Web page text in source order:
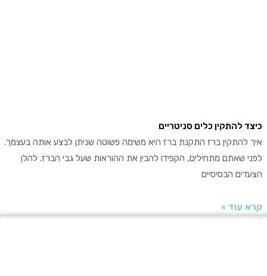
להתקין כלים סניטריים
ברז התקנת ברז היא משימה פשוטה שניתן לבצע אותה בעצמך.
שאתם מתחילים, הקפידו להבין את ההוראות שעל גבי הברז. להלן
הבסיסיים
»